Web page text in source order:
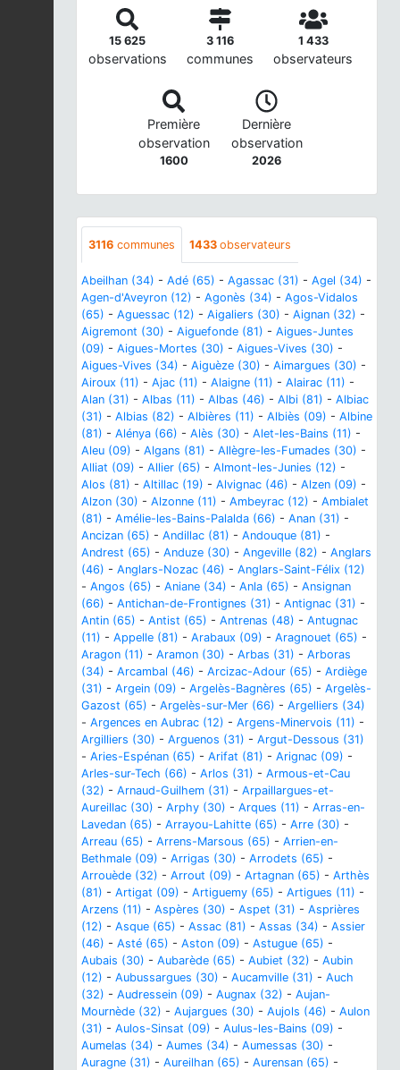
15 625
observations
3 116
communes
1 433
observateurs
Première
observation
1600
Dernière
observation
2026
3116 communes 1433 observateurs
Abeilhan (34) - Adé (65) - Agassac (31) - Agel (34) -
Agen-d'Aveyron (12) - Agonès (34) - Agos-Vidalos
(65) - Aguessac (12) - Aigaliers (30) - Aignan (32) -
Aigremont (30) - Aiguefonde (81) - Aigues-Juntes
(09) - Aigues-Mortes (30) - Aigues-Vives (30) -
Aigues-Vives (34) - Aiguèze (30) - Aimargues (30) -
Airoux (11) - Ajac (11) - Alaigne (11) - Alairac (11) -
Alan (31) - Albas (11) - Albas (46) - Albi (81) - Albiac
(31) - Albias (82) - Albières (11) - Albiès (09) - Albine
(81) - Alénya (66) - Alès (30) - Alet-les-Bains (11) -
Aleu (09) - Algans (81) - Allègre-les-Fumades (30) -
Alliat (09) - Allier (65) - Almont-les-Junies (12) -
Alos (81) - Altillac (19) - Alvignac (46) - Alzen (09) -
Alzon (30) - Alzonne (11) - Ambeyrac (12) - Ambialet
(81) - Amélie-les-Bains-Palalda (66) - Anan (31) -
Ancizan (65) - Andillac (81) - Andouque (81) -
Andrest (65) - Anduze (30) - Angeville (82) - Anglars
(46) - Anglars-Nozac (46) - Anglars-Saint-Félix (12)
- Angos (65) - Aniane (34) - Anla (65) - Ansignan
(66) - Antichan-de-Frontignes (31) - Antignac (31) -
Antin (65) - Antist (65) - Antrenas (48) - Antugnac
(11) - Appelle (81) - Arabaux (09) - Aragnouet (65) -
Aragon (11) - Aramon (30) - Arbas (31) - Arboras
(34) - Arcambal (46) - Arcizac-Adour (65) - Ardiège
(31) - Argein (09) - Argelès-Bagnères (65) - Argelès-
Gazost (65) - Argelès-sur-Mer (66) - Argelliers (34)
- Argences en Aubrac (12) - Argens-Minervois (11) -
Argilliers (30) - Arguenos (31) - Argut-Dessous (31)
- Aries-Espénan (65) - Arifat (81) - Arignac (09) -
Arles-sur-Tech (66) - Arlos (31) - Armous-et-Cau
(32) - Arnaud-Guilhem (31) - Arpaillargues-et-
Aureillac (30) - Arphy (30) - Arques (11) - Arras-en-
Lavedan (65) - Arrayou-Lahitte (65) - Arre (30) -
Arreau (65) - Arrens-Marsous (65) - Arrien-en-
Bethmale (09) - Arrigas (30) - Arrodets (65) -
Arrouède (32) - Arrout (09) - Artagnan (65) - Arthès
(81) - Artigat (09) - Artiguemy (65) - Artigues (11) -
Arzens (11) - Aspères (30) - Aspet (31) - Asprières
(12) - Asque (65) - Assac (81) - Assas (34) - Assier
(46) - Asté (65) - Aston (09) - Astugue (65) -
Aubais (30) - Aubarède (65) - Aubiet (32) - Aubin
(12) - Aubussargues (30) - Aucamville (31) - Auch
(32) - Audressein (09) - Augnax (32) - Aujan-
Mournède (32) - Aujargues (30) - Aujols (46) - Aulon
(31) - Aulos-Sinsat (09) - Aulus-les-Bains (09) -
Aumelas (34) - Aumes (34) - Aumessas (30) -
Auragne (31) - Aureilhan (65) - Aurensan (65) -